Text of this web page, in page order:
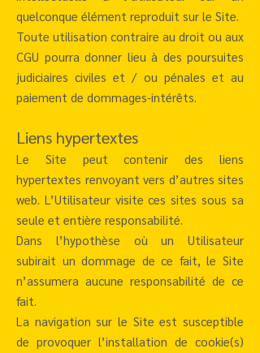
quelconque élément reproduit sur le Site.
Toute utilisation contraire au droit ou aux
CGU pourra donner lieu à des poursuites
judiciaires civiles et / ou pénales et au
paiement de dommages-intérêts.
Liens hypertextes
Le Site peut contenir des liens
hypertextes renvoyant vers d’autres sites
web. L’Utilisateur visite ces sites sous sa
seule et entière responsabilité.
Dans l’hypothèse où un Utilisateur
subirait un dommage de ce fait, le Site
n’assumera aucune responsabilité de ce
fait.
La navigation sur le Site est susceptible
de provoquer l’installation de cookie(s)